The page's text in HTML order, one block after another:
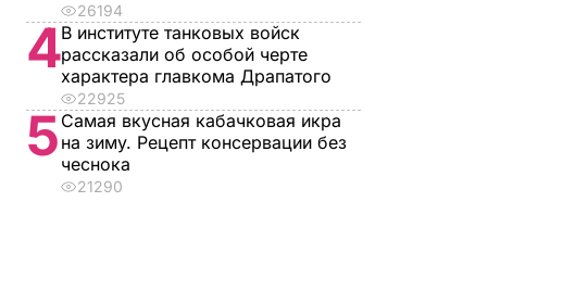
26194
4В институте танковых войск
рассказали об особой черте
характера главкома Драпатого
22925
5 Самая вкусная кабачковая икра
на зиму. Рецепт консервации без
чеснока
21290